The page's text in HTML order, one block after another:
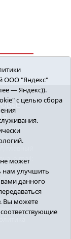
e-mail:
27-30
69142
ООО "Яндекс"
— Яндекс)).
с целью сбора
может
нам улучшить
данного
Вы можете